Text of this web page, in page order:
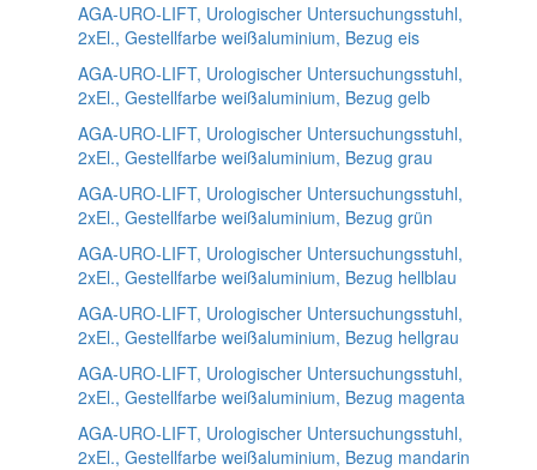
AGA-URO-LIFT, Urologischer Untersuchungsstuhl,
2xEl., Gestellfarbe weißaluminium, Bezug eis
AGA-URO-LIFT, Urologischer Untersuchungsstuhl,
2xEl., Gestellfarbe weißaluminium, Bezug gelb
AGA-URO-LIFT, Urologischer Untersuchungsstuhl,
2xEl., Gestellfarbe weißaluminium, Bezug grau
AGA-URO-LIFT, Urologischer Untersuchungsstuhl,
2xEl., Gestellfarbe weißaluminium, Bezug grün
AGA-URO-LIFT, Urologischer Untersuchungsstuhl,
2xEl., Gestellfarbe weißaluminium, Bezug hellblau
AGA-URO-LIFT, Urologischer Untersuchungsstuhl,
2xEl., Gestellfarbe weißaluminium, Bezug hellgrau
AGA-URO-LIFT, Urologischer Untersuchungsstuhl,
2xEl., Gestellfarbe weißaluminium, Bezug magenta
AGA-URO-LIFT, Urologischer Untersuchungsstuhl,
2xEl., Gestellfarbe weißaluminium, Bezug mandarin